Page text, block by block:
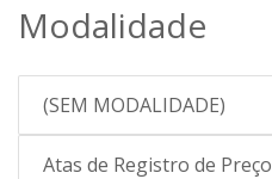
Modalidade
(SEM MODALIDADE)
Atas de Registro de Preço